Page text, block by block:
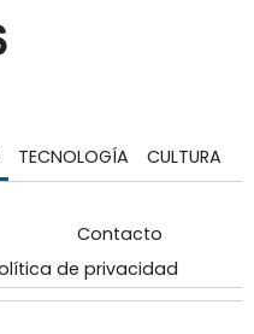
TECNOLOGÍA CULTURA
Contacto
de privacidad